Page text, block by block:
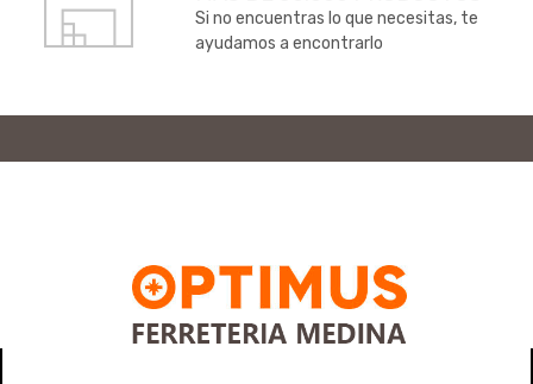
Si no encuentras lo que necesitas, te
ayudamos a encontrarlo